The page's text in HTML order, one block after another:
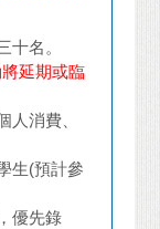
十名。
延期或臨
人消費、
生(預計參
優先錄